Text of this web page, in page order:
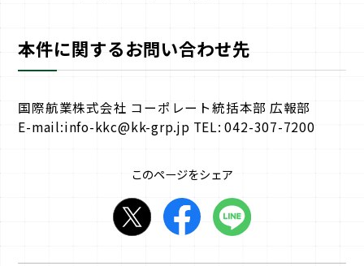
本件に関するお問い合わせ先
国際航業株式会社 コーポレート統括本部 広報部
E-mail:info-kkc@kk-grp.jp TEL: 042-307-7200
このページをシェア